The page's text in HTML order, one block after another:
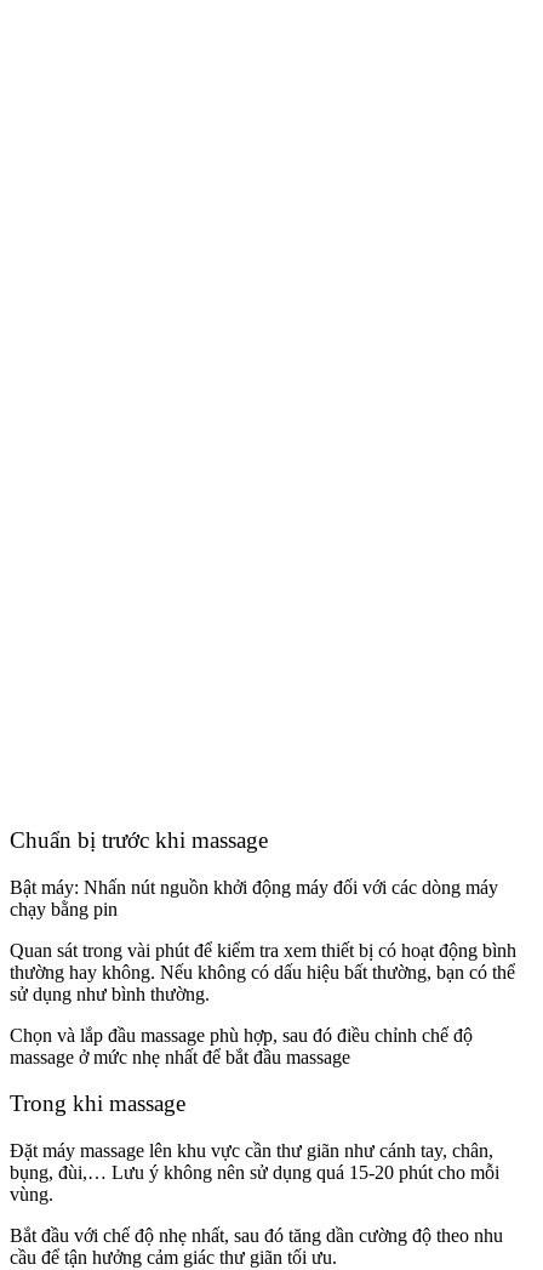
Chuẩn bị trước khi massage
Bật máy: Nhấn nút nguồn khởi động máy đối với các dòng máy
chạy bằng pin
Quan sát trong vài phút để kiểm tra xem thiết bị có hoạt động bình
thường hay không. Nếu không có dấu hiệu bất thường, bạn có thể
sử dụng như bình thường.
Chọn và lắp đầu massage phù hợp, sau đó điều chỉnh chế độ
massage ở mức nhẹ nhất để bắt đầu massage
Trong khi massage
Đặt máy massage lên khu vực cần thư giãn như cánh tay, chân,
bụng, đùi,… Lưu ý không nên sử dụng quá 15-20 phút cho mỗi
vùng.
Bắt đầu với chế độ nhẹ nhất, sau đó tăng dần cường độ theo nhu
cầu để tận hưởng cảm giác thư giãn tối ưu.